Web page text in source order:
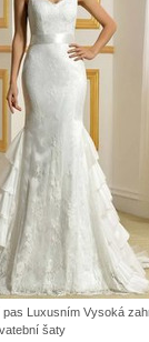
pas Luxusním Vysoká
šaty